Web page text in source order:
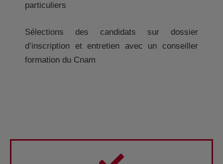
particuliers
Sélections des candidats sur dossier
d’inscription et entretien avec un conseiller
formation du Cnam